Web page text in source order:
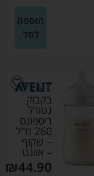
הוספה
לסל
בקבוק
נטורל
ריספונס
260 מ"ל
– שקוף
– אוונט
₪44.90